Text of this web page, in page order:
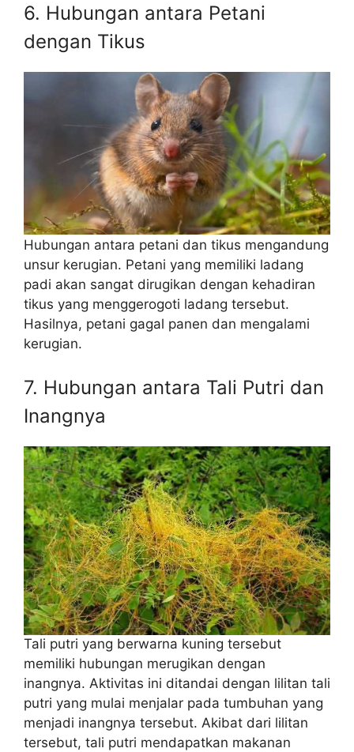
6. Hubungan antara Petani
dengan Tikus
Hubungan antara petani dan tikus mengandung
unsur kerugian. Petani yang memiliki ladang
padi akan sangat dirugikan dengan kehadiran
tikus yang menggerogoti ladang tersebut.
Hasilnya, petani gagal panen dan mengalami
kerugian.
7. Hubungan antara Tali Putri dan
Inangnya
Tali putri yang berwarna kuning tersebut
memiliki hubungan merugikan dengan
inangnya. Aktivitas ini ditandai dengan lilitan tali
putri yang mulai menjalar pada tumbuhan yang
menjadi inangnya tersebut. Akibat dari lilitan
tersebut, tali putri mendapatkan makanan